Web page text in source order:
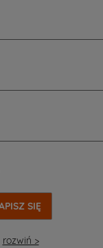
rozwiń >